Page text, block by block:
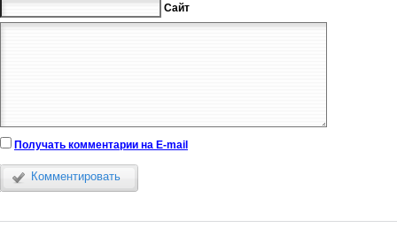
Сайт
Получать комментарии на E-mail
Комментировать